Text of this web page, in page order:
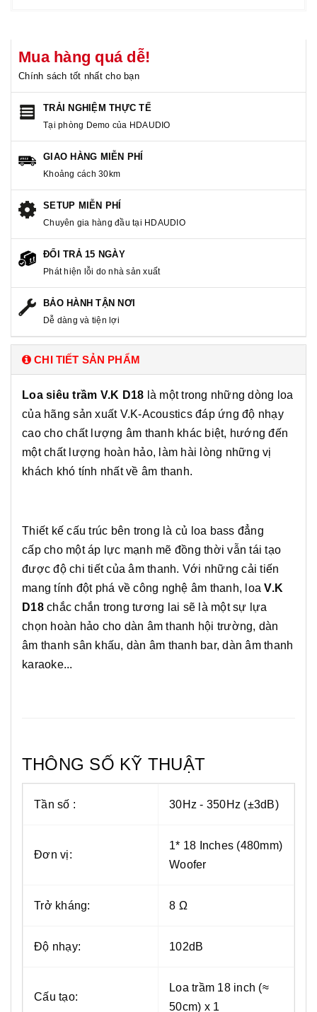
Mua hàng quá dễ!
Chính sách tốt nhất cho bạn
TRẢI NGHIỆM THỰC TẾ
Tại phòng Demo của HDAUDIO
GIAO HÀNG MIỄN PHÍ
Khoảng cách 30km
SETUP MIỄN PHÍ
Chuyên gia hàng đầu tại HDAUDIO
ĐỔI TRẢ 15 NGÀY
Phát hiện lỗi do nhà sản xuất
BẢO HÀNH TẬN NƠI
Dễ dàng và tiện lợi
CHI TIẾT SẢN PHẨM
Loa siêu trầm V.K D18 là một trong những dòng loa
của hãng sản xuất V.K-Acoustics đáp ứng độ nhạy
cao cho chất lượng âm thanh khác biệt, hướng đến
một chất lượng hoàn hảo, làm hài lòng những vị
khách khó tính nhất về âm thanh.
Thiết kế cấu trúc bên trong là củ loa bass đẳng
cấp cho một áp lực mạnh mẽ đồng thời vẫn tái tạo
được độ chi tiết của âm thanh. Với những cải tiến
mang tính đột phá về công nghệ âm thanh, loaV.K
D18chắc chắn trong tương lai sẽ là một sự lựa
chọn hoàn hảo cho dàn âm thanh hội trường, dàn
âm thanh sân khấu, dàn âm thanh bar, dàn âm thanh
karaoke...
THÔNG SỐ KỸ THUẬT
Tần số : 30Hz - 350Hz (±3dB)
Đơn vị:
1* 18 Inches (480mm)
Woofer
Trở kháng: 8 Ω
Độ nhạy: 102dB
Cấu tạo:
Loa trầm 18 inch (≈
50cm) x 1